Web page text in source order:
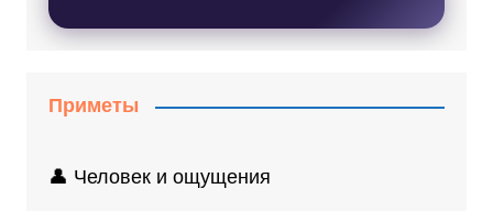
Приметы
👤 Человек и ощущения